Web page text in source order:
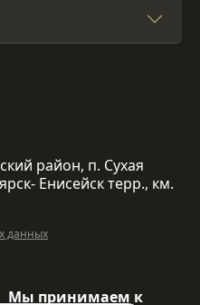
район, п. Сухая
Енисейск терр., км.
данных
Мы принимаем к